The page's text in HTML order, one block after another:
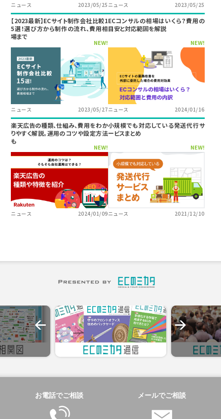
ニュース 2023/05/25 ニュース 2023/05/25
【2023最新】ECサイト制作会社比較1
5選！選び方から制作の流れ、費用相
場まで
NEW!
ニュース 2023/05/27
ECコンサルの相場はいくら？費用の
目安と対応範囲を解説
NEW!
ニュース 2024/01/16
楽天広告の種類、仕組み、費用をわか
りやすく解説。運用のコツや設定方法
も
NEW!
ニュース 2024/01/09
小規模でも対応している発送代行サ
ービスまとめ
NEW!
ニュース 2021/12/10
お電話でご相談 メールでご相談